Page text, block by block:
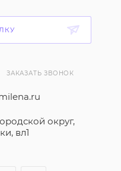
ЗАКАЗАТЬ ЗВОНОК
округ,
вл1